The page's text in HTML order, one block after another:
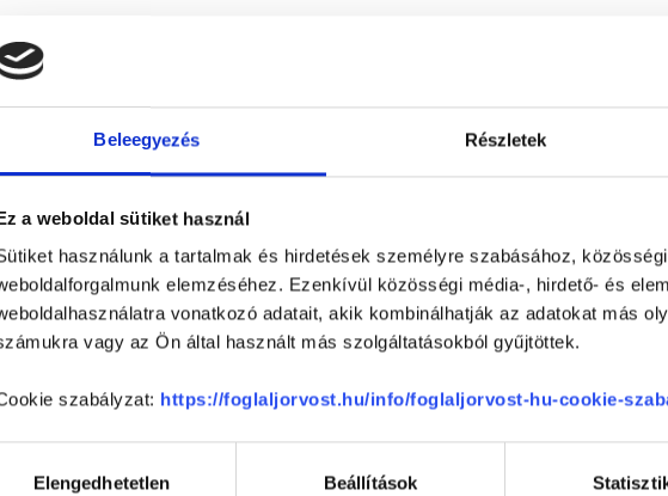
Beleegyezés Részletek
a weboldal sütiket használ
használunk a tartalmak és hirdetések személyre szabásához,
elemzéséhez. Ezenkívül közösségi média-, hirdető- és
vonatkozó adatait, akik kombinálhatják az adatokat más
vagy az Ön által használt más szolgáltatásokból gyűjtöttek.
szabályzat: https://foglaljorvost.hu/info/foglaljorvost-hu-cookie-
Elengedhetetlen Beállítások
nővér, asszisztens) hozzáállása
és felette
értékelések megjelenítése